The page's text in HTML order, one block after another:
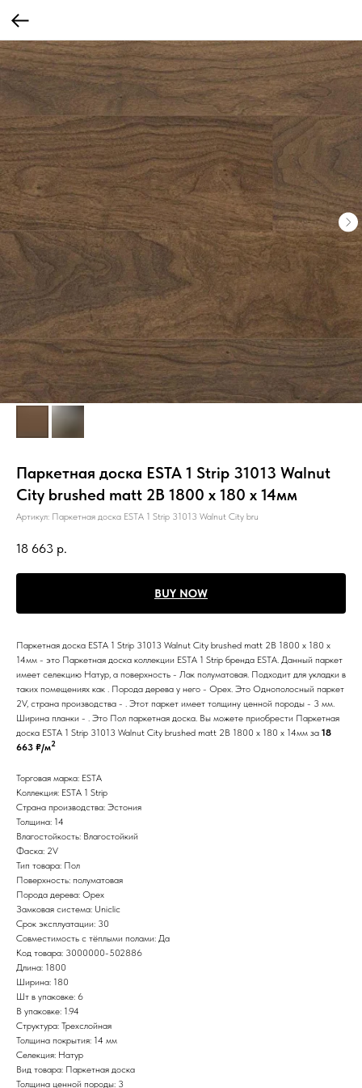
Паркетная доска ESTA 1 Strip 31013 Walnut
City brushed matt 2B 1800 x 180 x 14мм
Артикул: Паркетная доска ESTA 1 Strip 31013 Walnut City bru
18 663 р.
BUY NOW
Паркетная доска ESTA 1 Strip 31013 Walnut City brushed matt 2B 1800 x 180 x
14мм - это Паркетная доска коллекции ESTA 1 Strip бренда ESTA. Данный паркет
имеет селекцию Натур, а поверхность - Лак полуматовая. Подходит для укладки в
таких помещениях как . Порода дерева у него - Орех. Это Однополосный паркет
2V, страна производства - . Этот паркет имеет толщину ценной породы - 3 мм.
Ширина планки - . Это Пол паркетная доска. Вы можете приобрести Паркетная
доска ESTA 1 Strip 31013 Walnut City brushed matt 2B 1800 x 180 x 14мм за 18
663 ₽/м2
Торговая марка: ESTA
Коллекция: ESTA 1 Strip
Страна производства: Эстония
Толщина: 14
Влагостойкость: Влагостойкий
Фаска: 2V
Тип товара: Пол
Поверхность: полуматовая
Порода дерева: Орех
Замковая система: Uniclic
Срок эксплуатации: 30
Совместимость с тёплыми полами: Да
Код товара: 3000000-502886
Длина: 1800
Ширина: 180
Шт в упаковке: 6
В упаковке: 1.94
Структура: Трехслойная
Толщина покрытия: 14 мм
Селекция: Натур
Вид товара: Паркетная доска
Толщина ценной породы: 3